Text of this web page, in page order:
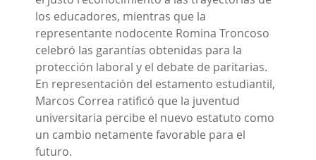
los educadores, mientras que la
representante nodocente Romina Troncoso
celebró las garantías obtenidas para la
protección laboral y el debate de paritarias.
En representación del estamento estudiantil,
Marcos Correa ratificó que la juventud
universitaria percibe el nuevo estatuto como
un cambio netamente favorable para el
futuro.